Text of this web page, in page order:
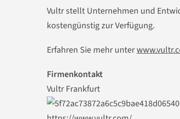
Vultr stellt Unternehmen und
kostengünstig zur Verfügung.
Erfahren Sie mehr unter
Firmenkontakt
Vultr Frankfurt